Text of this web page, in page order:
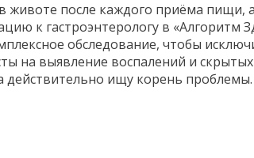
после каждого приёма пищи,
к гастроэнтерологу в «Алгоритм
обследование, чтобы
на выявление воспалений и
действительно ищу корень